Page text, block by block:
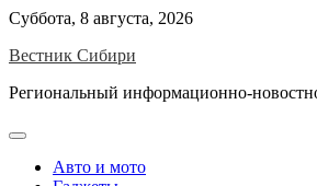
Skip
content
Суббота, 8 августа, 2026
Вестник Сибири
Региональный информационно-
Авто и мото